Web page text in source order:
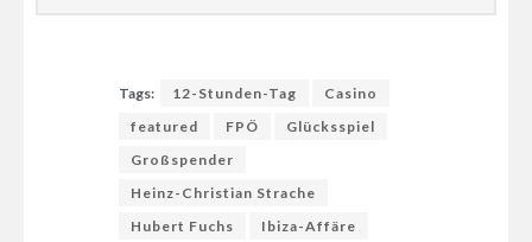
Tags: 12-Stunden-Tag
Casino
featured
FPÖ
Glücksspiel
Großspender
Heinz-Christian Strache
Hubert Fuchs
Ibiza-Affäre